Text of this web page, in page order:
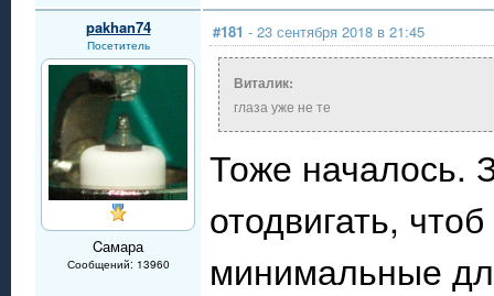
pakhan74
Посетитель
Cамара
Сообщений: 13960
#181 - 23 сентября 2018 в 21:45
Виталик:
глаза уже не те
Тоже началось.
отодвигать,
минимальные